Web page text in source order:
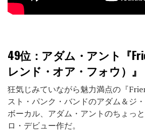
49位 ：アダム・アント『
レンド・オア・フォウ）』
狂気じみていながら魅力満点の『
スト・パンク・バンドのアダム＆ジ
ボーカル、アダム・アントのちょっ
ロ・デビュー作だ。